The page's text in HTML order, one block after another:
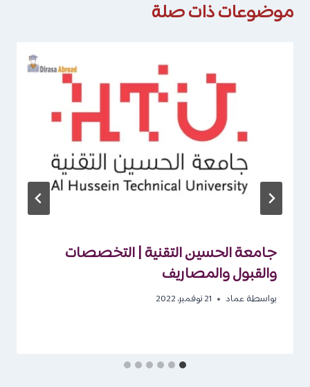
موضوعات ذات صلة
جامعة الحسين التقنية | التخصصات
والقبول والمصاريف
بواسطة عماد 21 نوفمبر، 2022